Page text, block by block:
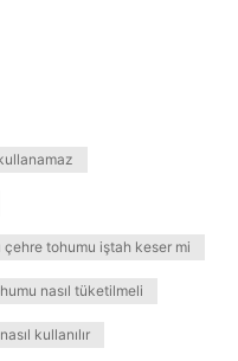
çehre tohumu iştah keser mi
nasıl tüketilmeli
kullanılır